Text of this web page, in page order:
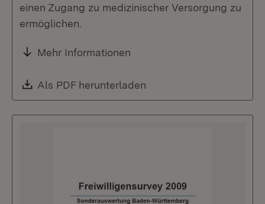
einen Zugang zu medizinischer Versorgung zu
ermöglichen.
Mehr Informationen
Download:
Als PDF herunterladen